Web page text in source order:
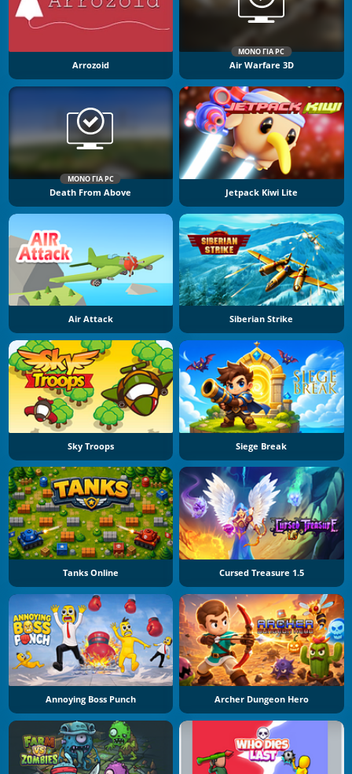
Arrozoid
ΜΌΝΟ ΓΙΑ PC
Air Warfare 3D
ΜΌΝΟ ΓΙΑ PC
Death From Above Jetpack Kiwi Lite
Air Attack Siberian Strike
Sky Troops Siege Break
Tanks Online Cursed Treasure 1.5
Annoying Boss Punch Archer Dungeon Hero